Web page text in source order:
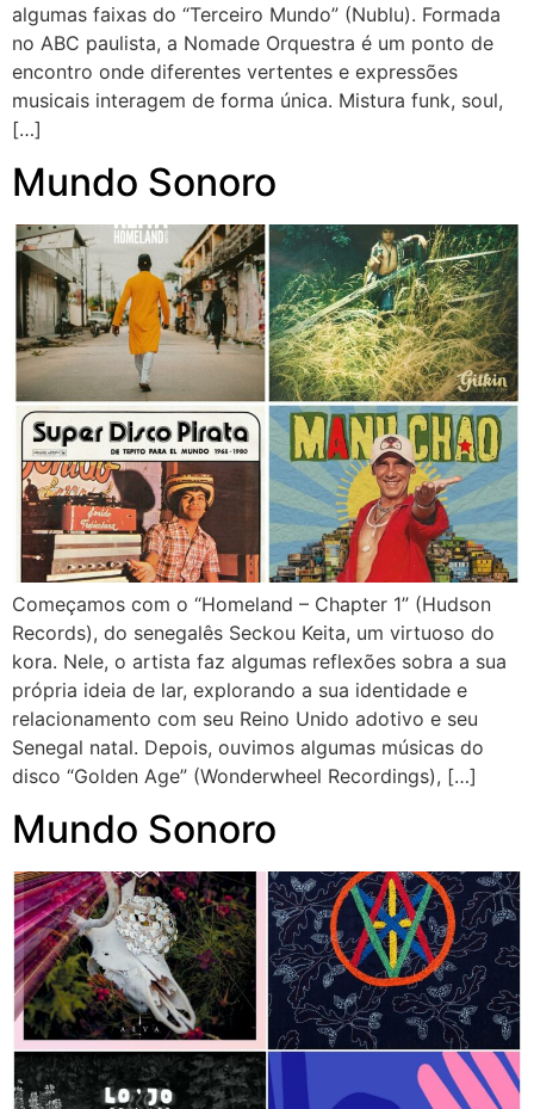
algumas faixas do “Terceiro Mundo” (Nublu). Formada
no ABC paulista, a Nomade Orquestra é um ponto de
encontro onde diferentes vertentes e expressões
musicais interagem de forma única. Mistura funk, soul,
[…]
Mundo Sonoro
Começamos com o “Homeland – Chapter 1” (Hudson
Records), do senegalês Seckou Keita, um virtuoso do
kora. Nele, o artista faz algumas reflexões sobra a sua
própria ideia de lar, explorando a sua identidade e
relacionamento com seu Reino Unido adotivo e seu
Senegal natal. Depois, ouvimos algumas músicas do
disco “Golden Age” (Wonderwheel Recordings), […]
Mundo Sonoro